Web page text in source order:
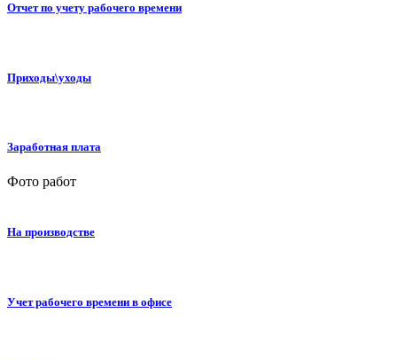
Отчет по учету рабочего времени
Приходы\уходы
Заработная плата
Фото работ
На производстве
Учет рабочего времени в офисе